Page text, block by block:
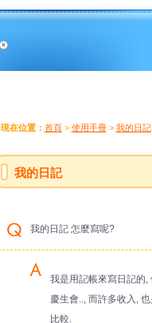
現在位置： 首頁> 使用手冊> 我的日記
我的日記
我的日記 怎麼寫呢?
我是用記帳來寫日記的,
慶生會.., 而許多收入,
比較.